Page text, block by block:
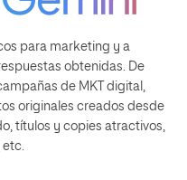
para marketing y a
obtenidas. De
de MKT digital,
originales creados desde
títulos y copies atractivos,